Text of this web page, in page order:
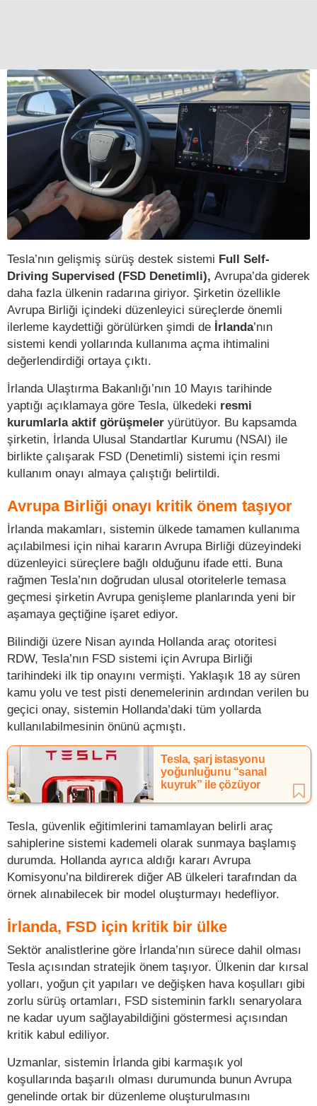
Tesla’nın gelişmiş sürüş destek sistemi Full Self-
Driving Supervised (FSD Denetimli), Avrupa’da giderek
daha fazla ülkenin radarına giriyor. Şirketin özellikle
Avrupa Birliği içindeki düzenleyici süreçlerde önemli
ilerleme kaydettiği görülürken şimdi de İrlanda’nın
sistemi kendi yollarında kullanıma açma ihtimalini
değerlendirdiği ortaya çıktı.
İrlanda Ulaştırma Bakanlığı’nın 10 Mayıs tarihinde
yaptığı açıklamaya göre Tesla, ülkedeki resmi
kurumlarla aktif görüşmeler yürütüyor. Bu kapsamda
şirketin, İrlanda Ulusal Standartlar Kurumu (NSAI) ile
birlikte çalışarak FSD (Denetimli) sistemi için resmi
kullanım onayı almaya çalıştığı belirtildi.
Avrupa Birliği onayı kritik önem taşıyor
İrlanda makamları, sistemin ülkede tamamen kullanıma
açılabilmesi için nihai kararın Avrupa Birliği düzeyindeki
düzenleyici süreçlere bağlı olduğunu ifade etti. Buna
rağmen Tesla’nın doğrudan ulusal otoritelerle temasa
geçmesi şirketin Avrupa genişleme planlarında yeni bir
aşamaya geçtiğine işaret ediyor.
Bilindiği üzere Nisan ayında Hollanda araç otoritesi
RDW, Tesla’nın FSD sistemi için Avrupa Birliği
tarihindeki ilk tip onayını vermişti. Yaklaşık 18 ay süren
kamu yolu ve test pisti denemelerinin ardından verilen bu
geçici onay, sistemin Hollanda’daki tüm yollarda
kullanılabilmesinin önünü açmıştı.
Tesla, şarj istasyonu
yoğunluğunu “sanal
kuyruk” ile çözüyor
Tesla, güvenlik eğitimlerini tamamlayan belirli araç
sahiplerine sistemi kademeli olarak sunmaya başlamış
durumda. Hollanda ayrıca aldığı kararı Avrupa
Komisyonu’na bildirerek diğer AB ülkeleri tarafından da
örnek alınabilecek bir model oluşturmayı hedefliyor.
İrlanda, FSD için kritik bir ülke
Sektör analistlerine göre İrlanda’nın sürece dahil olması
Tesla açısından stratejik önem taşıyor. Ülkenin dar kırsal
yolları, yoğun çit yapıları ve değişken hava koşulları gibi
zorlu sürüş ortamları, FSD sisteminin farklı senaryolara
ne kadar uyum sağlayabildiğini göstermesi açısından
kritik kabul ediliyor.
Uzmanlar, sistemin İrlanda gibi karmaşık yol
koşullarında başarılı olması durumunda bunun Avrupa
genelinde ortak bir düzenleme oluşturulmasını